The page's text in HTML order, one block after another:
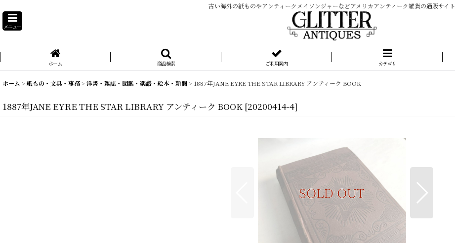
古い海外の紙ものやアンティークメイソンジャーなどアメリカアンティーク雑貨の通販サイト
メニュー
ホーム 商品検索 ご利用案内 カテゴリ
ホーム > 紙もの・文具・事務> 洋書・雑誌・図鑑・楽譜・絵本・新聞> 1887年JANE EYRE THE STAR LIBRARY アンティーク BOOK
1887年JANE EYRE THE STAR LIBRARY アンティーク BOOK [20200414-4]